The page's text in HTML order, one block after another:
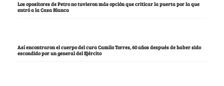
Los opositores de Petro no tuvieron más opción que criticar la puerta por la que
entró a la Casa Blanca
Así encontraron el cuerpo del cura Camilo Torres, 60 años después de haber sido
escondido por un general del Ejército